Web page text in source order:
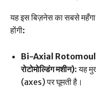
यह इस बिज़नेस का सबसे महँगा
होंगी:
Bi-Axial
रोटोमोल्डिंग मशीन):यह
(axes) पर घूमती है।